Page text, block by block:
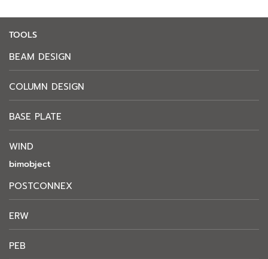
TOOLS
BEAM DESIGN
COLUMN DESIGN
BASE PLATE
WIND
bimobject
POSTCONNEX
ERW
PEB